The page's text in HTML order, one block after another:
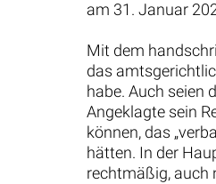
am 31. Januar
Mit dem
das
habe. Auch seien
Angeklagte sein
können, das
hätten. In der
rechtmäßig, auch